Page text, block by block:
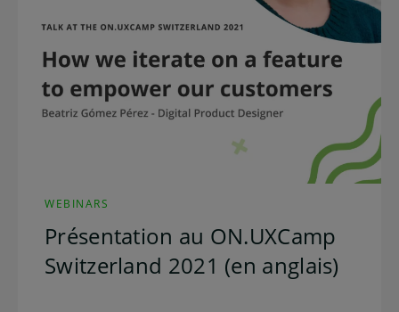
WEBINARS
Présentation au ON.UXCamp
Switzerland 2021 (en anglais)